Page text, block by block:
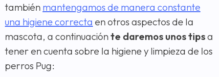
también mantengamos de manera constante
una higiene correcta en otros aspectos de la
mascota, a continuaciónte daremos unos tipsa
tener en cuenta sobre la higiene y limpieza de los
perros Pug: